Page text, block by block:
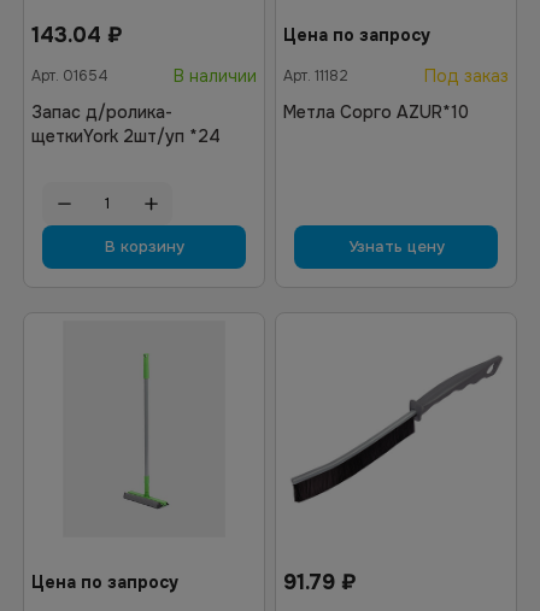
143.04 ₽
Арт. 01654
В наличии
Запас д/ролика-
щеткиYork 2шт/уп *24
В корзину
Цена по запросу
Арт. 11182
Под заказ
Метла Сорго AZUR*10
Узнать цену
Цена по запросу 91.79 ₽